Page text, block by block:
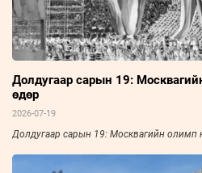
Долдугаар сарын 19:
өдөр
2026-07-19
Долдугаар сарын 19: Москвагийн олимп